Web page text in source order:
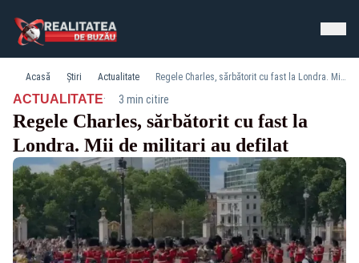
Acasă Știri Actualitate Regele Charles, sărbătorit cu fast la Londra. Mii de militari au defilat
ACTUALITATE· 3 min citire
Regele Charles, sărbătorit cu fast la
Londra. Mii de militari au defilat